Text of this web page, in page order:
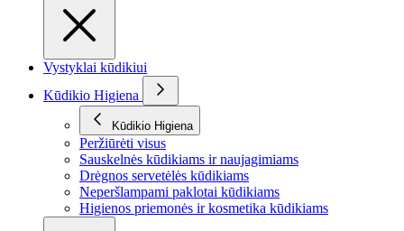
Vystyklai kūdikiui
Kūdikio Higiena
Kūdikio Higiena
Peržiūrėti visus
Sauskelnės kūdikiams ir naujagimiams
Drėgnos servetėlės kūdikiams
Neperšlampami paklotai kūdikiams
Higienos priemonės ir kosmetika kūdikiams